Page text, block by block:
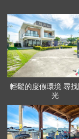
輕鬆的度假環境 尋
光